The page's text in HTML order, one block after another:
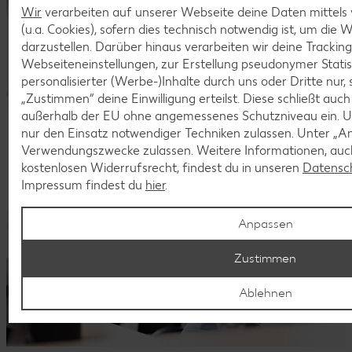
Dein Start in eine sichere Zukunft.
Wir verarbeiten auf unserer Webseite deine Daten mittels
(u.a. Cookies), sofern dies technisch notwendig ist, um die
darzustellen. Darüber hinaus verarbeiten wir deine
Webseiteneinstellungen, zur Erstellung pseudonymer
personalisierter (Werbe-)Inhalte durch uns oder Dritte nur,
„Zustimmen“ deine Einwilligung erteilst. Diese schließt
außerhalb der EU ohne angemessenes Schutzniveau ein.
nur den Einsatz notwendiger Techniken zulassen. Unter
Verwendungszwecke zulassen. Weitere Informationen,
kostenlosen Widerrufsrecht, findest du in unseren
Impressum findest du hier.
Anpassen
Ablehnen
Zustimmen